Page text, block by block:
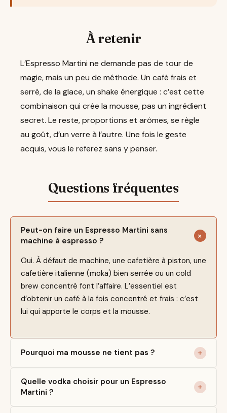
À retenir
L’Espresso Martini ne demande pas de tour de
magie, mais un peu de méthode. Un café frais et
serré, de la glace, un shake énergique : c’est cette
combinaison qui crée la mousse, pas un ingrédient
secret. Le reste, proportions et arômes, se règle
au goût, d’un verre à l’autre. Une fois le geste
acquis, vous le referez sans y penser.
Peut-on faire un Espresso Martini sans
machine à espresso ?
Oui. À défaut de machine, une cafetière à piston, une
cafetière italienne (moka) bien serrée ou un cold
brew concentré font l’affaire. L’essentiel est
d’obtenir un café à la fois concentré et frais : c’est
lui qui apporte le corps et la mousse.
Pourquoi ma mousse ne tient pas ?
Quelle vodka choisir pour un Espresso
Martini ?